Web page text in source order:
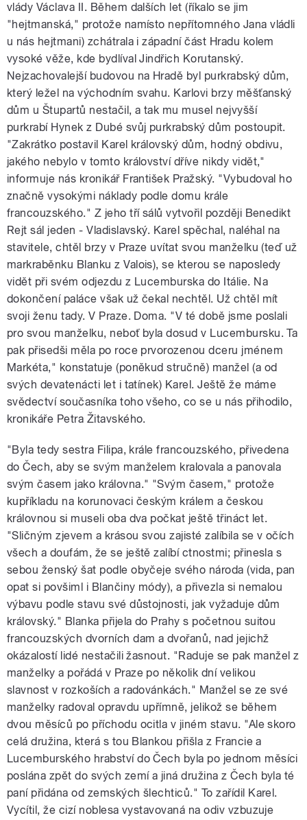
vlády Václava II. Během dalších let (říkalo se jim
"hejtmanská," protože namísto nepřítomného Jana vládli
u nás hejtmani) zchátrala i západní část Hradu kolem
vysoké věže, kde bydlíval Jindřich Korutanský.
Nejzachovalejší budovou na Hradě byl purkrabský dům,
který ležel na východním svahu. Karlovi brzy měšťanský
dům u Štupartů nestačil, a tak mu musel nejvyšší
purkrabí Hynek z Dubé svůj purkrabský dům postoupit.
"Zakrátko postavil Karel královský dům, hodný obdivu,
jakého nebylo v tomto království dříve nikdy vidět,"
informuje nás kronikář František Pražský. "Vybudoval ho
značně vysokými náklady podle domu krále
francouzského." Z jeho tří sálů vytvořil později Benedikt
Rejt sál jeden - Vladislavský. Karel spěchal, naléhal na
stavitele, chtěl brzy v Praze uvítat svou manželku (teď už
markraběnku Blanku z Valois), se kterou se naposledy
vidět při svém odjezdu z Lucemburska do Itálie. Na
dokončení paláce však už čekal nechtěl. Už chtěl mít
svoji ženu tady. V Praze. Doma. "V té době jsme poslali
pro svou manželku, neboť byla dosud v Lucembursku. Ta
pak přisedši měla po roce prvorozenou dceru jménem
Markéta," konstatuje (poněkud stručně) manžel (a od
svých devatenácti let i tatínek) Karel. Ještě že máme
svědectví současníka toho všeho, co se u nás přihodilo,
kronikáře Petra Žitavského.
"Byla tedy sestra Filipa, krále francouzského, přivedena
do Čech, aby se svým manželem kralovala a panovala
svým časem jako královna." "Svým časem," protože
kupříkladu na korunovaci českým králem a českou
královnou si museli oba dva počkat ještě třináct let.
"Sličným zjevem a krásou svou zajisté zalíbila se v očích
všech a doufám, že se ještě zalíbí ctnostmi; přinesla s
sebou ženský šat podle obyčeje svého národa (vida, pan
opat si povšiml i Blančiny módy), a přivezla si nemalou
výbavu podle stavu své důstojnosti, jak vyžaduje dům
královský." Blanka přijela do Prahy s početnou suitou
francouzských dvorních dam a dvořanů, nad jejichž
okázalostí lidé nestačili žasnout. "Raduje se pak manžel z
manželky a pořádá v Praze po několik dní velikou
slavnost v rozkoších a radovánkách." Manžel se ze své
manželky radoval opravdu upřímně, jelikož se během
dvou měsíců po příchodu ocitla v jiném stavu. "Ale skoro
celá družina, která s tou Blankou přišla z Francie a
Lucemburského hrabství do Čech byla po jednom měsíci
poslána zpět do svých zemí a jiná družina z Čech byla té
paní přidána od zemských šlechticů." To zařídil Karel.
Vycítil, že cizí noblesa vystavovaná na odiv vzbuzuje